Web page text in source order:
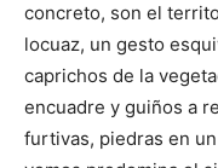
concreto, son el
locuaz, un gesto
caprichos de la
encuadre y guiños a
furtivas, piedras en